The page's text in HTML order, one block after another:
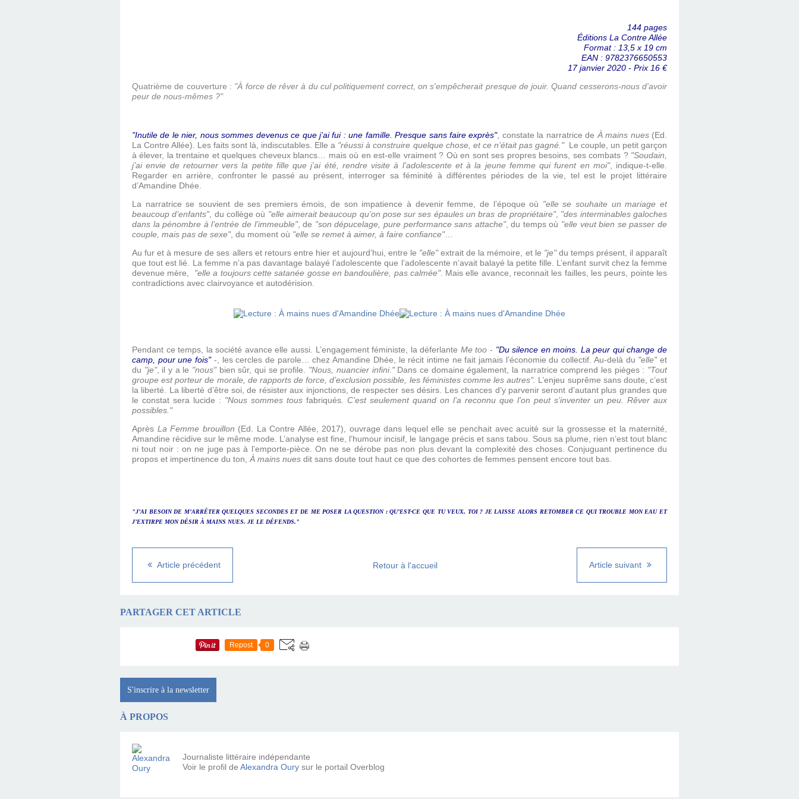
144 pages
Éditions La Contre Allée
Format : 13,5 x 19 cm
EAN : 9782376650553
17 janvier 2020 - Prix 16 €
Quatrième de couverture : "À force de rêver à du cul politiquement correct, on s'empêcherait presque de jouir. Quand cesserons-nous d'avoir
peur de nous-mêmes ?"
"Inutile de le nier, nous sommes devenus ce que j’ai fui : une famille. Presque sans faire exprès", constate la narratrice deÀ mains nues(Ed.
La Contre Allée). Les faits sont là, indiscutables. Elle a "réussi à construire quelque chose, et ce n’était pas gagné."Le couple, un petit garçon
à élever, la trentaine et quelques cheveux blancs… mais où en est-elle vraiment ? Où en sont ses propres besoins, ses combats ? "Soudain,
j’ai envie de retourner vers la petite fille que j’ai été, rendre visite à l’adolescente et à la jeune femme qui furent en moi", indique-t-elle.
Regarder en arrière, confronter le passé au présent, interroger sa féminité à différentes périodes de la vie, tel est le projet littéraire
d’Amandine Dhée.
La narratrice se souvient de ses premiers émois, de son impatience à devenir femme, de l’époque où "elle se souhaite un mariage et
beaucoup d’enfants", du collège où "elle aimerait beaucoup qu’on pose sur ses épaules un bras de propriétaire", "des interminables galoches
dans la pénombre à l’entrée de l’immeuble", de "son dépucelage, pure performance sans attache", du temps où "elle veut bien se passer de
couple, mais pas de sexe", du moment où "elle se remet à aimer, à faire confiance"…
Au fur et à mesure de ses allers et retours entre hier et aujourd’hui, entre le "elle"extrait de la mémoire, et le "je"du temps présent, il apparaît
que tout est lié. La femme n’a pas davantage balayé l’adolescente que l’adolescente n’avait balayé la petite fille. L’enfant survit chez la femme
devenue mère, "elle a toujours cette satanée gosse en bandoulière, pas calmée". Mais elle avance, reconnait les failles, les peurs, pointe les
contradictions avec clairvoyance et autodérision.
Pendant ce temps, la société avance elle aussi. L’engagement féministe, la déferlante Me too - "Du silence en moins. La peur qui change de
camp, pour une fois"-, les cercles de parole… chez Amandine Dhée, le récit intime ne fait jamais l’économie du collectif. Au-delà du "elle"et
du "je", il y a le "nous"bien sûr, qui se profile. "Nous, nuancier infini."Dans ce domaine également, la narratrice comprend les pièges : "Tout
groupe est porteur de morale, de rapports de force, d’exclusion possible, les féministes comme les autres". L’enjeu suprême sans doute, c’est
la liberté. La liberté d’être soi, de résister aux injonctions, de respecter ses désirs. Les chances d’y parvenir seront d’autant plus grandes que
le constat sera lucide : "Nous sommes tous fabriqués. C’est seulement quand on l’a reconnu que l’on peut s’inventer un peu. Rêver aux
possibles."
Après La Femme brouillon (Ed. La Contre Allée, 2017), ouvrage dans lequel elle se penchait avec acuité sur la grossesse et la maternité,
Amandine récidive sur le même mode. L’analyse est fine, l’humour incisif, le langage précis et sans tabou. Sous sa plume, rien n’est tout blanc
ni tout noir : on ne juge pas à l’emporte-pièce. On ne se dérobe pas non plus devant la complexité des choses. Conjuguant pertinence du
propos et impertinence du ton,À mains nues dit sans doute tout haut ce que des cohortes de femmes pensent encore tout bas.
"J’AI BESOIN DE M’ARRÊTER QUELQUES SECONDES ET DE ME POSER LA QUESTION : QU’EST-CE QUE TU VEUX, TOI ? JE LAISSE ALORS RETOMBER CE QUI TROUBLE MON EAU ET
J’EXTIRPE MON DÉSIR À MAINS NUES. JE LE DÉFENDS."
Article précédent Article suivant
Retour à l'accueil
PARTAGER CET ARTICLE
Repost 0
S'inscrire à la newsletter
À PROPOS
Journaliste littéraire indépendante
Voir le profil de Alexandra Oury sur le portail Overblog